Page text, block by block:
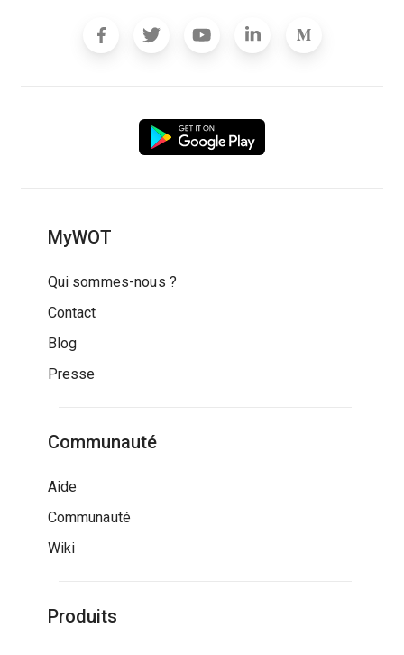
MyWOT
Qui sommes-nous ?
Contact
Blog
Presse
Communauté
Aide
Communauté
Wiki
Produits